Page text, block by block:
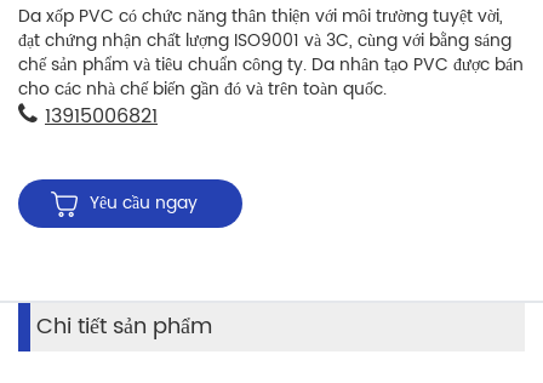
Da xốp PVC có chức năng thân thiện với môi trường tuyệt vời,
đạt chứng nhận chất lượng ISO9001 và 3C, cùng với bằng sáng
chế sản phẩm và tiêu chuẩn công ty. Da nhân tạo PVC được bán
cho các nhà chế biến gần đó và trên toàn quốc.
13915006821
Yêu cầu ngay
Chi tiết sản phẩm